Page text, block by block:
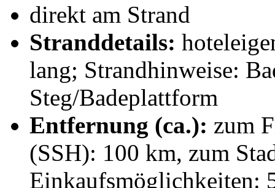
direkt am Strand
Stranddetails:
lang; Strandhinweise:
Steg/Badeplattform
Entfernung (ca.): zum
(SSH): 100 km, zum
Einkaufsmöglichkeiten: